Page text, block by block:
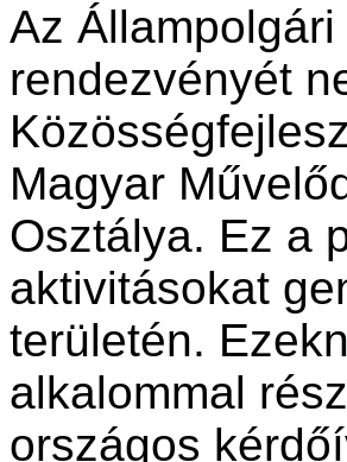
Az
rendezvényét
Magyar
Osztálya. Ez a
aktivitásokat
területén.
alkalommal
országos